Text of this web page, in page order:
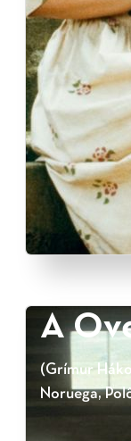
A
(Grímur
Noruega,